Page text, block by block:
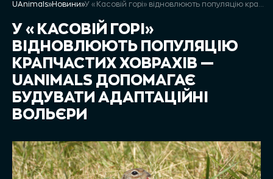
UAnimals»Новини»
У «КАСОВІЙ ГОРІ»
ВІДНОВЛЮЮТЬ ПОПУЛЯЦІЮ
КРАПЧАСТИХ ХОВРАХІВ —
UANIMALS ДОПОМАГАЄ
БУДУВАТИ АДАПТАЦІЙНІ
ВОЛЬЄРИ